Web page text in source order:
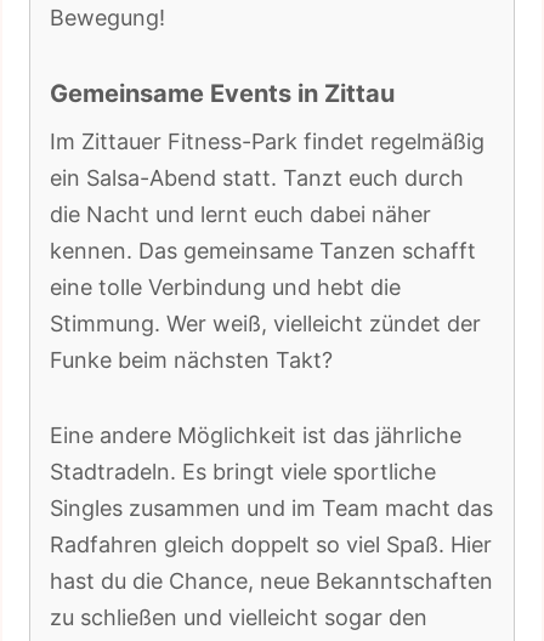
Bewegung!
Gemeinsame Events in Zittau
Im Zittauer Fitness-Park findet regelmäßig
ein Salsa-Abend statt. Tanzt euch durch
die Nacht und lernt euch dabei näher
kennen. Das gemeinsame Tanzen schafft
eine tolle Verbindung und hebt die
Stimmung. Wer weiß, vielleicht zündet der
Funke beim nächsten Takt?
Eine andere Möglichkeit ist das jährliche
Stadtradeln. Es bringt viele sportliche
Singles zusammen und im Team macht das
Radfahren gleich doppelt so viel Spaß. Hier
hast du die Chance, neue Bekanntschaften
zu schließen und vielleicht sogar den